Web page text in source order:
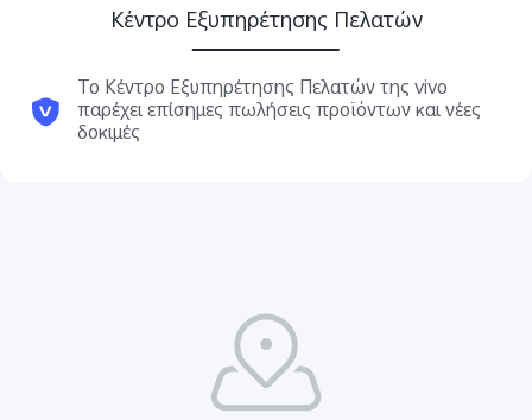
Κέντρο Εξυπηρέτησης Πελατών
Το Κέντρο Εξυπηρέτησης Πελατών της vivo
παρέχει επίσημες πωλήσεις προϊόντων και νέες
δοκιμές